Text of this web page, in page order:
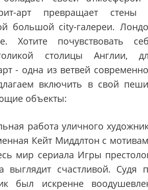
арт превращает стены
большой city-галереи.
Хотите почувствовать
столицы Англии,
- одна из ветвей
включить в свой
объекты:
работа уличного
Кейт Миддлтон с
мир сериала Игры
выглядит счастливой. Судя
был искренне